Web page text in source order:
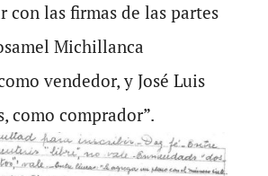
con las firmas de las partes
Michillanca
vendedor, y José Luis
como comprador”.